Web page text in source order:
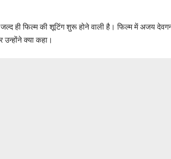
ही फिल्म की शूटिंग शुरू होने वाली है। फिल्म में अजय
उन्होंने क्या कहा।